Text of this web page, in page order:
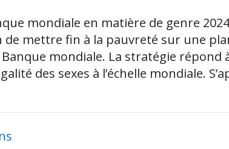
mondiale en matière de genre
de mettre fin à la pauvreté sur une
mondiale. La stratégie répond
des sexes à l’échelle mondiale.